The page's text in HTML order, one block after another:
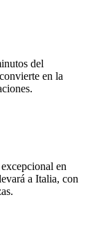
del
en la
en
a Italia, con